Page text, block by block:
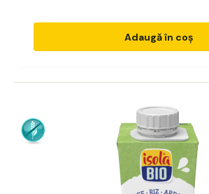
Adaugă în coș